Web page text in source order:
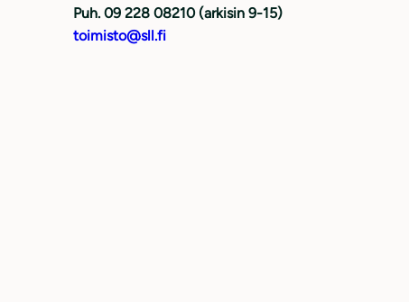
Puh. 09 228 08210 (arkisin 9-15)
toimisto@sll.fi